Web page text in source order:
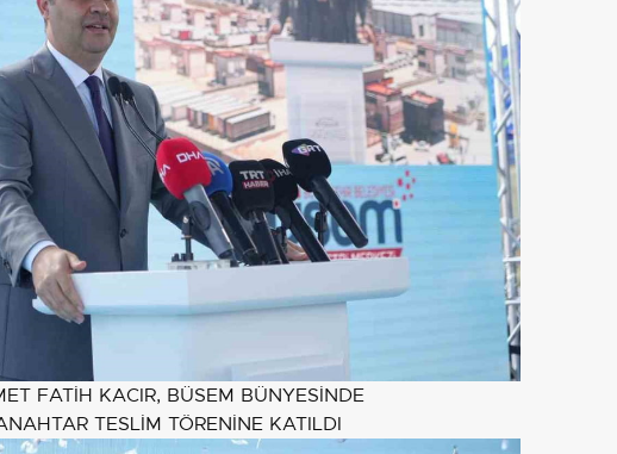
FATİH KACIR, BÜSEM BÜNYESİNDE
TESLİM TÖRENİNE KATILDI